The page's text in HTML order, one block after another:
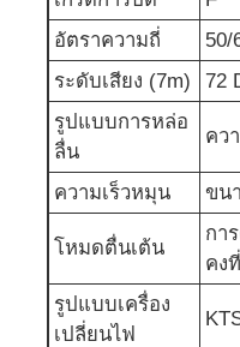
ชุดเครื่องกำเนิดเสียง
เครื่องกำเนิดไฟฟ้าสำ
ชุดเครื่องสร้างหลังคา
เครื่องผลิตเสียงต่ํา
อัตราความถี่
50/
ระดับเสียง (7m)
72
รูปแบบการหล่อ
ลื่น
คว
ความเร็วหมุน ขน
โหมดตื่นเต้น
กา
คง
รูปแบบเครื่อง
เปลี่ยนไฟ